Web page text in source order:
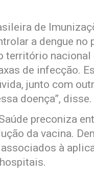
de
a dengue no
território
de infecção.
junto com
doença”, disse.
preconiza
da vacina.
à